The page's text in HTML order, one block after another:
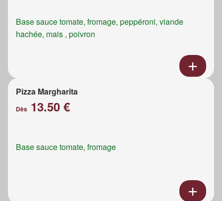
Base sauce tomate, fromage, peppéroni, viande
hachée, mais , poivron
Pizza Margharita
Dès 13.50 €
Base sauce tomate, fromage